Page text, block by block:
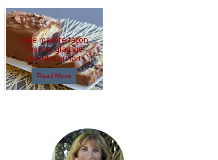
Cake marbré façon
Savane, glaçage
chocolat au lait
Read More